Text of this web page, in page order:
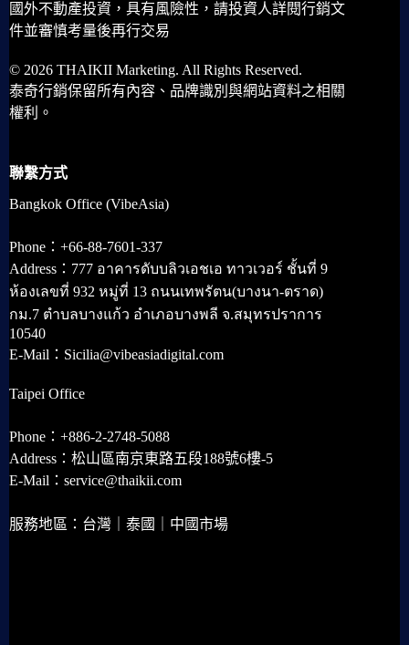
國外不動產投資，具有風險性，請投資人詳閱行銷文
件並審慎考量後再行交易
© 2026 THAIKII Marketing. All Rights Reserved.
泰奇行銷保留所有內容、品牌識別與網站資料之相關
權利。
聯繫方式
Bangkok Office (VibeAsia)
Phone：+66-88-7601-337
Address：777 อาคารดับบลิวเอชเอ ทาวเวอร์ ชั้นที่ 9
ห้องเลขที่ 932 หมู่ที่ 13 ถนนเทพรัตน(บางนา-ตราด)
กม.7 ตำบลบางแก้ว อำเภอบางพลี จ.สมุทรปราการ
10540
E-Mail：Sicilia@vibeasiadigital.com
Taipei Office
Phone：+886-2-2748-5088
Address：松山區南京東路五段188號6樓-5
E-Mail：service@thaikii.com
服務地區：台灣｜泰國｜中國市場